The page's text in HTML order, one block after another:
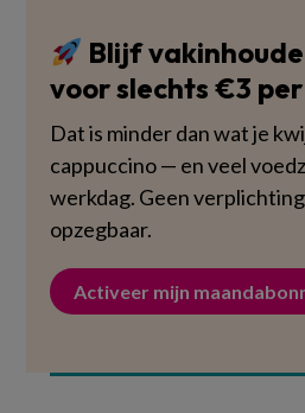
Blijf
voor slechts €3
Dat is minder dan wat je
cappuccino — en veel
werkdag. Geen
opzegbaar.
Activeer mijn